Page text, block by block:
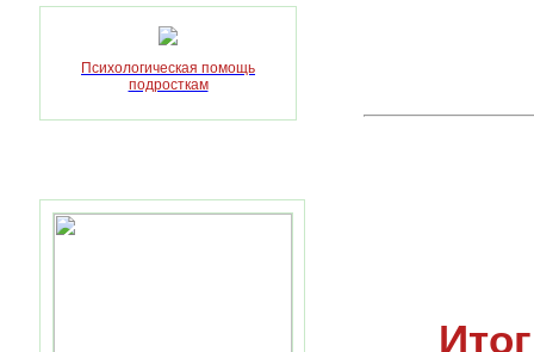
Психологическая помощь
подросткам